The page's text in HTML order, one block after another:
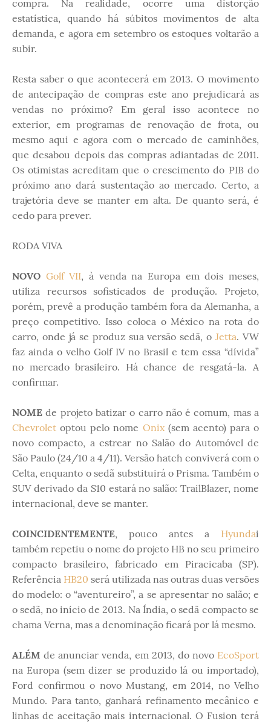
compra. Na realidade, ocorre uma distorção
estatística, quando há súbitos movimentos de alta
demanda, e agora em setembro os estoques voltarão a
subir.
Resta saber o que acontecerá em 2013. O movimento
de antecipação de compras este ano prejudicará as
vendas no próximo? Em geral isso acontece no
exterior, em programas de renovação de frota, ou
mesmo aqui e agora com o mercado de caminhões,
que desabou depois das compras adiantadas de 2011.
Os otimistas acreditam que o crescimento do PIB do
próximo ano dará sustentação ao mercado. Certo, a
trajetória deve se manter em alta. De quanto será, é
cedo para prever.
RODA VIVA
NOVO Golf VII, à venda na Europa em dois meses,
utiliza recursos sofisticados de produção. Projeto,
porém, prevê a produção também fora da Alemanha, a
preço competitivo. Isso coloca o México na rota do
carro, onde já se produz sua versão sedã, oJetta. VW
faz ainda o velho Golf IV no Brasil e tem essa “dívida”
no mercado brasileiro. Há chance de resgatá-la. A
confirmar.
NOME de projeto batizar o carro não é comum, mas a
Chevrolet optou pelo nome Onix(sem acento) para o
novo compacto, a estrear no Salão do Automóvel de
São Paulo (24/10 a 4/11). Versão hatch conviverá com o
Celta, enquanto o sedã substituirá o Prisma. Também o
SUV derivado da S10 estará no salão: TrailBlazer, nome
internacional, deve se manter.
COINCIDENTEMENTE, pouco antes a Hyundai
também repetiu o nome do projeto HB no seu primeiro
compacto brasileiro, fabricado em Piracicaba (SP).
Referência HB20 será utilizada nas outras duas versões
do modelo: o “aventureiro”, a se apresentar no salão; e
o sedã, no início de 2013. Na Índia, o sedã compacto se
chama Verna, mas a denominação ficará por lá mesmo.
ALÉM de anunciar venda, em 2013, do novo EcoSport
na Europa (sem dizer se produzido lá ou importado),
Ford confirmou o novo Mustang, em 2014, no Velho
Mundo. Para tanto, ganhará refinamento mecânico e
linhas de aceitação mais internacional. O Fusion terá